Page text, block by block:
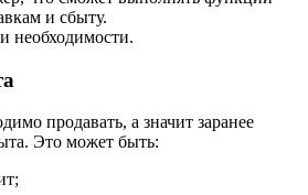
и сбыту.
необходимости.
продавать, а значит заранее
Это может быть: